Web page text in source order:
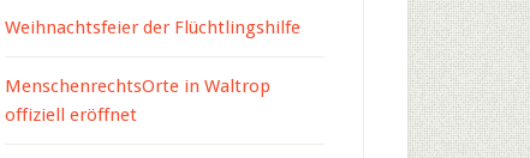
Weihnachtsfeier der Flüchtlingshilfe
MenschenrechtsOrte in Waltrop
offiziell eröffnet